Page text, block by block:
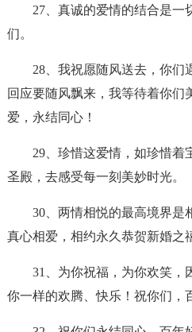
27、真诚的爱情的结合是一
们。
28、我祝愿随风送去，你们
回应要随风飘来，我等待着你们
爱，永结同心！
29、珍惜这爱情，如珍惜着
圣殿，去感受每一刻美妙时光。
30、两情相悦的最高境界是
真心相爱，相约永久恭贺新婚之
31、为你祝福，为你欢笑，
你一样的欢腾、快乐！祝你们，